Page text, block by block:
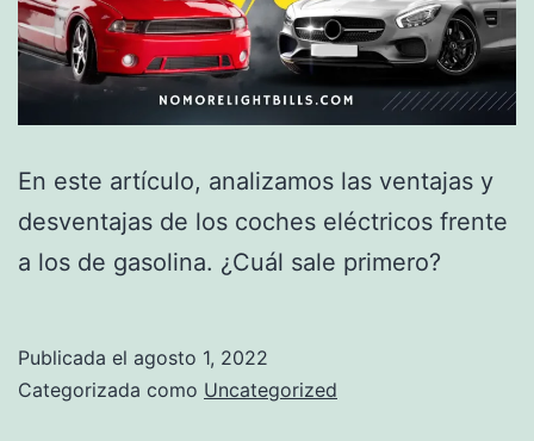
En este artículo, analizamos las ventajas y
desventajas de los coches eléctricos frente
a los de gasolina. ¿Cuál sale primero?
Publicada el agosto 1, 2022
Categorizada como Uncategorized